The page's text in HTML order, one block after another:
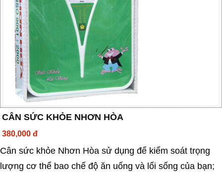
CÂN SỨC KHỎE NHƠN HÒA
380,000 đ
Cân sức khỏe Nhơn Hòa sử dụng để kiểm soát trọng
lượng cơ thể bao chế độ ăn uống và lối sống của bạn;